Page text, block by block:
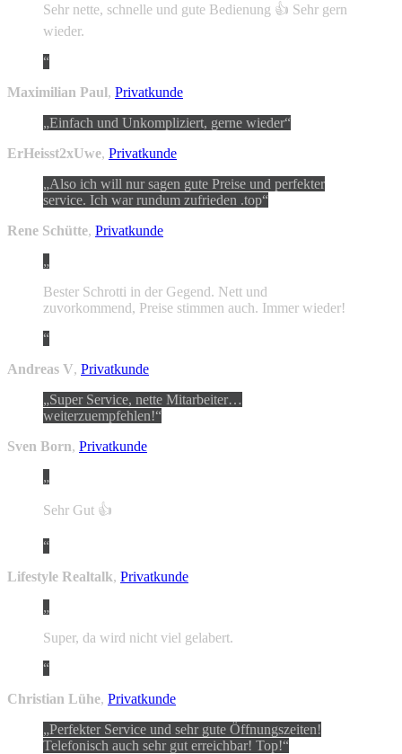
Sehr nette, schnelle und gute Bedienung 👍 Sehr gern
wieder.
Maximilian Paul, Privatkunde
Einfach und Unkompliziert, gerne wieder
ErHeisst2xUwe, Privatkunde
Also ich will nur sagen gute Preise und perfekter
service. Ich war rundum zufrieden .top
Rene Schütte, Privatkunde
Bester Schrotti in der Gegend. Nett und
zuvorkommend, Preise stimmen auch. Immer wieder!
Andreas V, Privatkunde
Super Service, nette Mitarbeiter…
weiterzuempfehlen!
Sven Born, Privatkunde
Sehr Gut 👍
Lifestyle Realtalk, Privatkunde
Super, da wird nicht viel gelabert.
Christian Lühe, Privatkunde
Perfekter Service und sehr gute Öffnungszeiten!
Telefonisch auch sehr gut erreichbar! Top!